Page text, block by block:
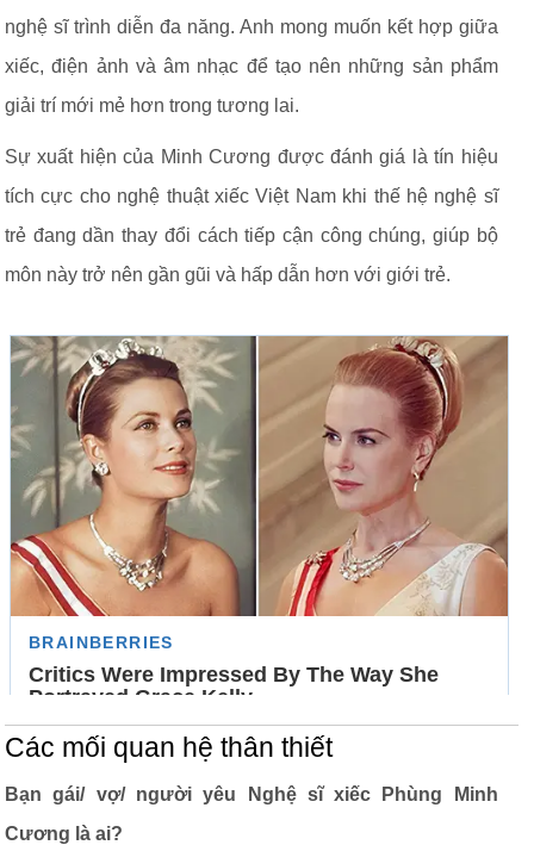
nghệ sĩ trình diễn đa năng. Anh mong muốn kết hợp giữa
xiếc, điện ảnh và âm nhạc để tạo nên những sản phẩm
giải trí mới mẻ hơn trong tương lai.
Sự xuất hiện của Minh Cương được đánh giá là tín hiệu
tích cực cho nghệ thuật xiếc Việt Nam khi thế hệ nghệ sĩ
trẻ đang dần thay đổi cách tiếp cận công chúng, giúp bộ
môn này trở nên gần gũi và hấp dẫn hơn với giới trẻ.
Các mối quan hệ thân thiết
Bạn gái/ vợ/ người yêu Nghệ sĩ xiếc Phùng Minh
Cương là ai?